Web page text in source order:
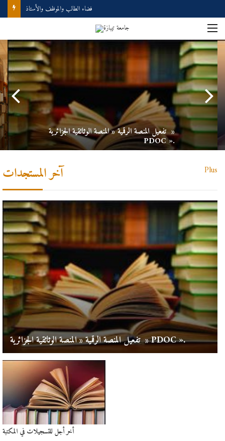
Demande d’accès à internet
تفعيل المنصة الرقمية « المنصة الوثائقية الجزائرية »
PDOC ».
آخر المستجدات Plus
تفعيل المنصة الرقمية « المنصة الوثائقية الجزائرية » PDOC ».
أخر أجل للتسجيلات في المكتبة